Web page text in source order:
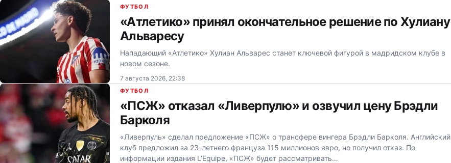
ФУТБОЛ
«Атлетико» принял окончательное решение по Хулиану
Альваресу
Нападающий «Атлетико» Хулиан Альварес станет ключевой фигурой в мадридском клубе в
новом сезоне.
7 августа 2026, 22:38
ФУТБОЛ
«ПСЖ» отказал «Ливерпулю» и озвучил цену Брэдли
Барколя
«Ливерпуль» сделал предложение «ПСЖ» о трансфере вингера Брэдли Барколя. Английский
клуб предложил за 23-летнего француза 115 миллионов евро, но получил отказ. По
информации издания L’Equipe, «ПСЖ» будет рассматривать…